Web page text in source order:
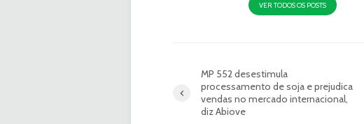
VER TODOS OS POSTS
MP 552 desestimula
processamento de soja e prejudica
vendas no mercado internacional,
diz Abiove